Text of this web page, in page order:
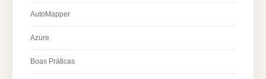
AutoMapper
Azure
Boas Práticas